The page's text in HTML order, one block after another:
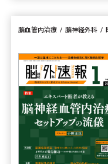
脳血管内治療 脳神経外科